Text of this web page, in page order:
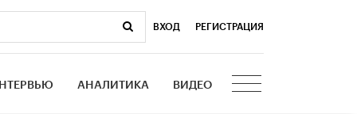
ВХОД РЕГИСТРАЦИЯ
АНАЛИТИКА ВИДЕО